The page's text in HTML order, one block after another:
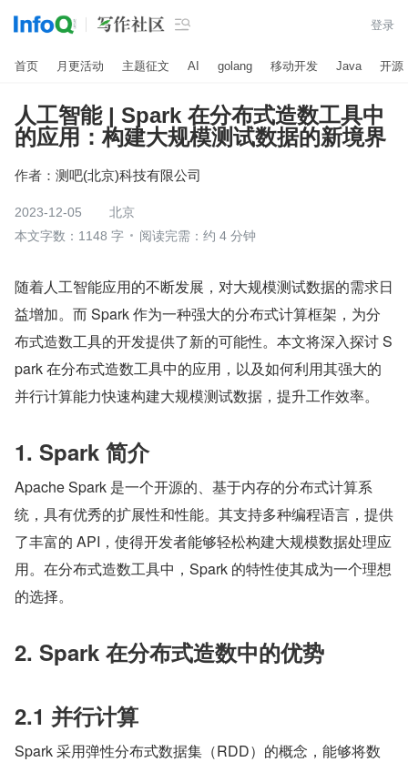
 登录
首页 月更活动 主题征文 AI golang 移动开发 Java 开源
人工智能 | Spark 在分布式造数工具中
的应用：构建大规模测试数据的新境界
作者： 测吧(北京)科技有限公司
2023-12-05
北京
本文字数：1148 字
阅读完需：约 4 分钟
随着人工智能应用的不断发展，对大规模测试数据的需求日
益增加。而 Spark 作为一种强大的分布式计算框架，为分
布式造数工具的开发提供了新的可能性。本文将深入探讨 S
park 在分布式造数工具中的应用，以及如何利用其强大的
并行计算能力快速构建大规模测试数据，提升工作效率。
1. Spark 简介
Apache Spark 是一个开源的、基于内存的分布式计算系
统，具有优秀的扩展性和性能。其支持多种编程语言，提供
了丰富的 API，使得开发者能够轻松构建大规模数据处理应
用。在分布式造数工具中，Spark 的特性使其成为一个理想
的选择。
2. Spark 在分布式造数中的优势
2.1 并行计算
Spark 采用弹性分布式数据集（RDD）的概念，能够将数